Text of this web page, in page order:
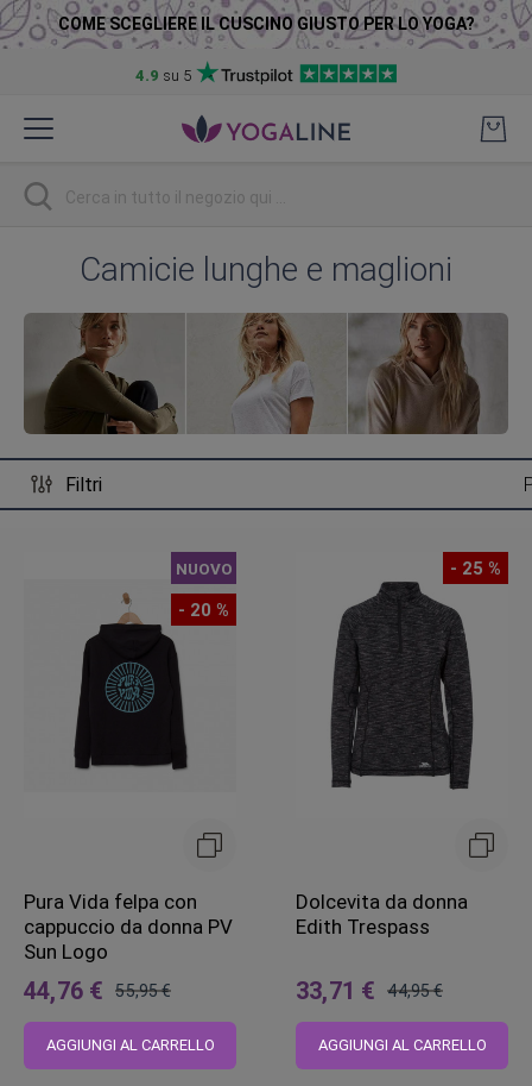
COME SCEGLIERE IL CUSCINO GIUSTO PER LO YOGA?
4.9 su 5
al
Ricerca
Camicie lunghe e maglioni
Filtri
NUOVO
- 20 %
Pura Vida felpa con
cappuccio da donna PV
Sun Logo
44,76 €
regolare
55,95 €
AGGIUNGI AL CARRELLO
- 25 %
Dolcevita da donna
Edith Trespass
33,71 €
regolare
44,95 €
AGGIUNGI AL CARRELLO